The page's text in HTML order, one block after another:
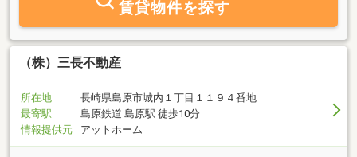
賃貸物件を探す
（株）三長不動産
所在地
長崎県島原市城内１丁目１１９４番地
最寄駅
島原鉄道 島原駅 徒歩10分
情報提供元
アットホーム